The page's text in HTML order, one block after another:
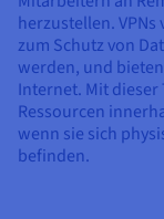
herzustellen.
zum Schutz von
werden, und
Internet. Mit
Ressourcen
wenn sie sich
befinden.